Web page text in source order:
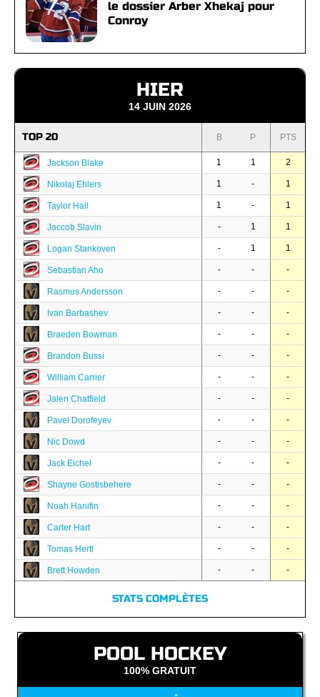
le dossier Arber Xhekaj pour
Conroy
HIER
14 JUIN 2026
TOP 20 B P PTS
Jackson Blake 1 1 2
Nikolaj Ehlers 1 - 1
Taylor Hall 1 - 1
Jaccob Slavin - 1 1
Logan Stankoven - 1 1
Sebastian Aho - - -
Rasmus Andersson - - -
Ivan Barbashev - - -
Braeden Bowman - - -
Brandon Bussi - - -
William Carrier - - -
Jalen Chatfield - - -
Pavel Dorofeyev - - -
Nic Dowd - - -
Jack Eichel - - -
Shayne Gostisbehere - - -
Noah Hanifin - - -
Carter Hart - - -
Tomas Hertl - - -
Brett Howden - - -
STATS COMPLÈTES
POOL HOCKEY
100% GRATUIT